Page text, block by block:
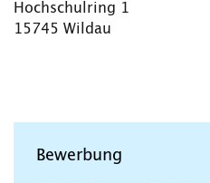
Hochschulring 1
15745 Wildau
Bewerbung